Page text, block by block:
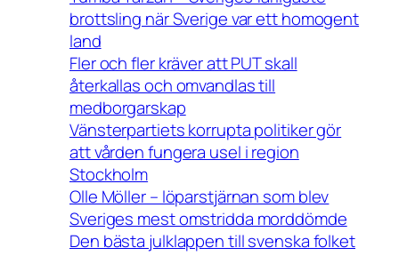
brottsling när Sverige var ett homogent
land
Fler och fler kräver att PUT skall
återkallas och omvandlas till
medborgarskap
Vänsterpartiets korrupta politiker gör
att vården fungera usel i region
Stockholm
Olle Möller – löparstjärnan som blev
Sveriges mest omstridda morddömde
Den bästa julklappen till svenska folket